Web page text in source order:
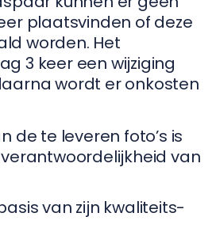
plaatsvinden of deze
worden. Het
3 keer een wijziging
wordt er onkosten
de te leveren foto’s is
van
van zijn kwaliteits-